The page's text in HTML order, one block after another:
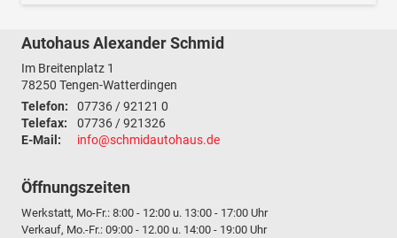
Autohaus Alexander Schmid
Im Breitenplatz 1
78250 Tengen-Watterdingen
Telefon:
07736 / 92121 0
Telefax:
07736 / 921326
E-Mail:
info@schmidautohaus.de
Öffnungszeiten
Werkstatt, Mo-Fr.: 8:00 - 12:00 u. 13:00 - 17:00 Uhr
Verkauf, Mo.-Fr.: 09:00 - 12.00 u. 14:00 - 19:00 Uhr